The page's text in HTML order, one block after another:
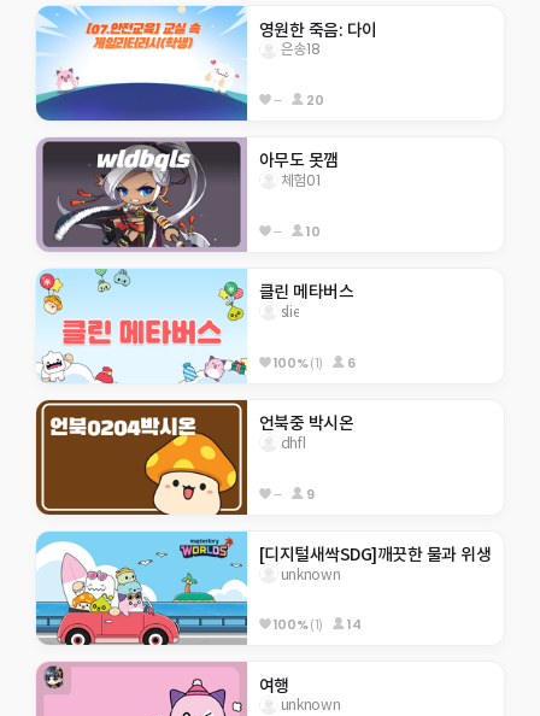
영원한 죽음: 다이
은송18
-- 20
아무도 못깸
체험01
-- 10
클린 메타버스
slie
100%(1) 6
언북중 박시온
dhfl
-- 9
[디지털새싹SDG]깨끗한 물과 위생
unknown
100%(1) 14
여행
unknown